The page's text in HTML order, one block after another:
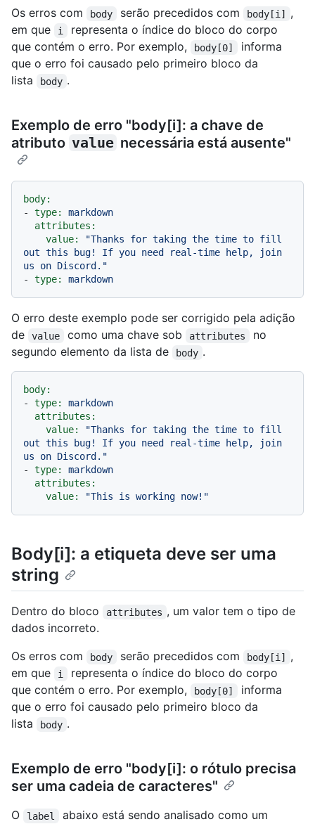
Os erros com
body serão precedidos com body[i] ,
em que
i
representa o índice do bloco do corpo
que contém o erro. Por exemplo,
body[0]
informa
que o erro foi causado pelo primeiro bloco da
lista
body .
Exemplo de erro "body[i]: a chave de
atributo value necessária está ausente"
body:
-
type:
markdown
attributes:
value:
"Thanks for taking the time to fill
out this bug! If you need real-time help, join
us on Discord."
-
type: markdown
O erro deste exemplo pode ser corrigido pela adição
de
value como uma chave sob attributes
no
segundo elemento da lista de
body .
body:
-
type:
markdown
attributes:
value:
"Thanks for taking the time to fill
out this bug! If you need real-time help, join
us on Discord."
-
type:
markdown
attributes:
value:
"This is working now!"
Body[i]: a etiqueta deve ser uma
string
Dentro do bloco attributes , um valor tem o tipo de
dados incorreto.
Os erros com
body serão precedidos com body[i] ,
em que
i
representa o índice do bloco do corpo
que contém o erro. Por exemplo,
body[0]
informa
que o erro foi causado pelo primeiro bloco da
lista
body .
Exemplo de erro "body[i]: o rótulo precisa
ser uma cadeia de caracteres"
O label
abaixo está sendo analisado como um